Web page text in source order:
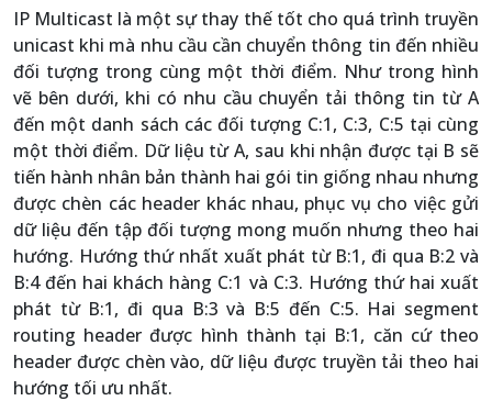
IP Multicast là một sự thay thế tốt cho quá trình truyền
unicast khi mà nhu cầu cần chuyển thông tin đến nhiều
đối tượng trong cùng một thời điểm. Như trong hình
vẽ bên dưới, khi có nhu cầu chuyển tải thông tin từ A
đến một danh sách các đối tượng C:1, C:3, C:5 tại cùng
một thời điểm. Dữ liệu từ A, sau khi nhận được tại B sẽ
tiến hành nhân bản thành hai gói tin giống nhau nhưng
được chèn các header khác nhau, phục vụ cho việc gửi
dữ liệu đến tập đối tượng mong muốn nhưng theo hai
hướng. Hướng thứ nhất xuất phát từ B:1, đi qua B:2 và
B:4 đến hai khách hàng C:1 và C:3. Hướng thứ hai xuất
phát từ B:1, đi qua B:3 và B:5 đến C:5. Hai segment
routing header được hình thành tại B:1, căn cứ theo
header được chèn vào, dữ liệu được truyền tải theo hai
hướng tối ưu nhất.